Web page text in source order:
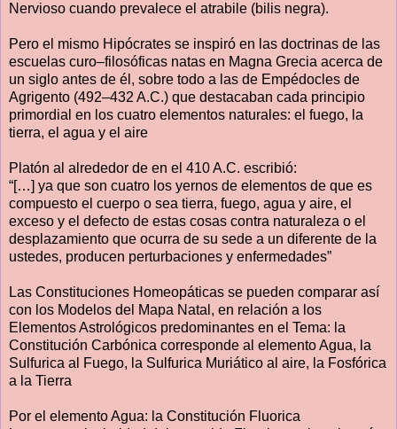
Nervioso cuando prevalece el atrabile (bilis negra).
Pero el mismo Hipócrates se inspiró en las doctrinas de las
escuelas curo–filosóficas natas en Magna Grecia acerca de
un siglo antes de él, sobre todo a las de Empédocles de
Agrigento (492–432 A.C.) que destacaban cada principio
primordial en los cuatro elementos naturales: el fuego, la
tierra, el agua y el aire
Platón al alrededor de en el 410 A.C. escribió:
“[…] ya que son cuatro los yernos de elementos de que es
compuesto el cuerpo o sea tierra, fuego, agua y aire, el
exceso y el defecto de estas cosas contra naturaleza o el
desplazamiento que ocurra de su sede a un diferente de la
ustedes, producen perturbaciones y enfermedades”
Las Constituciones Homeopáticas se pueden comparar así
con los Modelos del Mapa Natal, en relación a los
Elementos Astrológicos predominantes en el Tema: la
Constitución Carbónica corresponde al elemento Agua, la
Sulfurica al Fuego, la Sulfurica Muriático al aire, la Fosfórica
a la Tierra
Por el elemento Agua: la Constitución Fluorica